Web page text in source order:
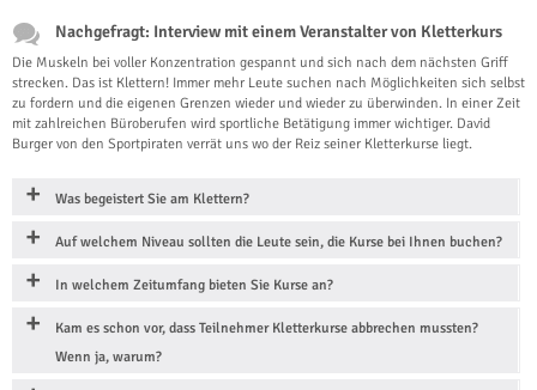
Nachgefragt: Interview mit einem Veranstalter von Kletterkurs
Die Muskeln bei voller Konzentration gespannt und sich nach dem nächsten Griff
strecken. Das ist Klettern! Immer mehr Leute suchen nach Möglichkeiten sich selbst
zu fordern und die eigenen Grenzen wieder und wieder zu überwinden. In einer Zeit
mit zahlreichen Büroberufen wird sportliche Betätigung immer wichtiger. David
Burger von den Sportpiraten verrät uns wo der Reiz seiner Kletterkurse liegt.
Was begeistert Sie am Klettern?
Auf welchem Niveau sollten die Leute sein, die Kurse bei Ihnen buchen?
In welchem Zeitumfang bieten Sie Kurse an?
Kam es schon vor, dass Teilnehmer Kletterkurse abbrechen mussten?
Wenn ja, warum?